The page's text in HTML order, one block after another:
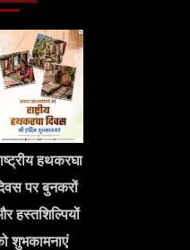
हथकरघा
पर बुनकरों
हस्तशिल्पियों
शुभकामनाएं